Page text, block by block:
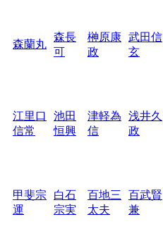
森蘭丸
森長
可
榊原康
政
武田信
玄
江里口
信常
池田
恒興
津軽為
信
浅井久
政
甲斐宗
運
白石
宗実
百地三
太夫
百武賢
兼